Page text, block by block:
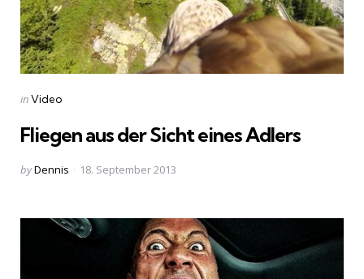
Categories
Posted
inVideo
Fliegen aus der Sicht eines Adlers
Posted
byDennis 18. September 2013